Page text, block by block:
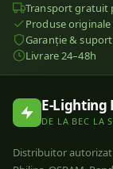
Transport gratuit
Produse
Garanție &
Livrare 24–48h
E-
DE LA BEC LA
Distribuitor